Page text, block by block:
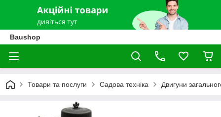
Baushop
Товари та послуги Садова техніка Двигуни